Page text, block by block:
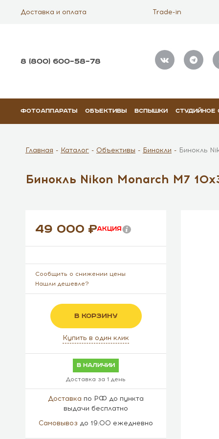
Доставка и оплата Trade-in
8 (800) 600–58–78
ФОТОАППАРАТЫ ОБЪЕКТИВЫ ВСПЫШКИ СТУДИЙНОЕ
Главная Каталог Объективы Бинокли Бинокль
Бинокль Nikon Monarch M7
49 000 Акция
Сообщить о снижении цены
Нашли дешевле?
В КОРЗИНУ
Купить в один клик
в наличии
Доставка за 1 день
Доставка по РФ до пункта
выдачи бесплатно
Самовывоз до 19:00 ежедневно